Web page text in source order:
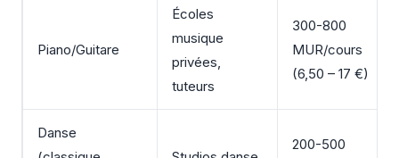
Piano/Guitare
Écoles
musique
privées,
tuteurs
300-800
MUR/cours
(6,50 – 17 €)
Danse
200-500